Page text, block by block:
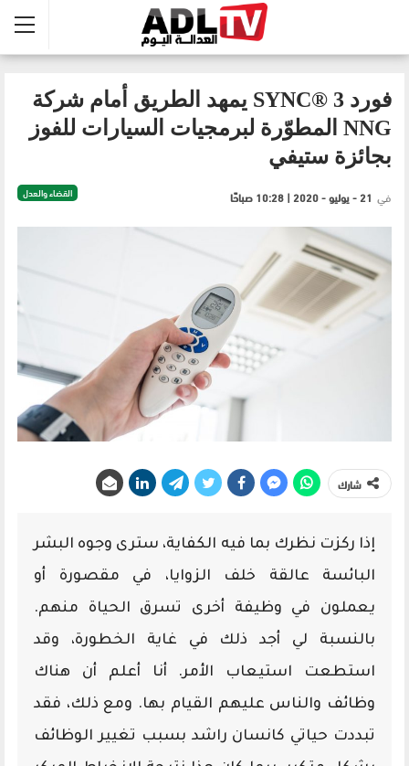
فورد SYNC® 3 يمهد الطريق أمام شركة
NNG المطوّرة لبرمجيات السيارات للفوز
بجائزة ستيفي
القضاء والعدل في 21 - يوليو - 2020 | 10:28 صباحًا
شارك
إذا ركزت نظرك بما فيه الكفاية، سترى وجوه البشر
البائسة عالقة خلف الزوايا، في مقصورة أو
يعملون في وظيفة أخرى تسرق الحياة منهم.
بالنسبة لي أجد ذلك في غاية الخطورة، وقد
استطعت استيعاب الأمر. أنا أعلم أن هناك
وظائف والناس عليهم القيام بها. ومع ذلك، فقد
تبددت حياتي كانسان راشد بسبب تغيير الوظائف